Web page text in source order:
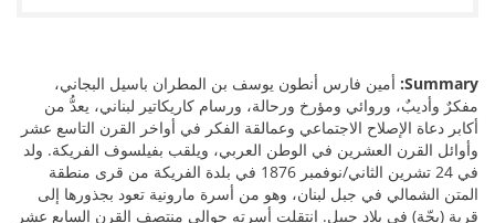
Summary: أمين فارس أنطون يوسف بن المطران باسيل البجاني،
مفكرٌ وأديبٌ، وروائي ومؤرخ ورحالة، ورسام كاريكاتير لبناني، يعدُّ من
أكابر دعاة الإصلاح الاجتماعي وعمالقة الفكر في أواخر القرن التاسع عشر
وأوائل القرن العشرين في الوطن العربي، ويلقب بفيلسوف الفريكة. ولد
في 24 تشرين الثاني/نوفمبر 1876 في بلدة الفريكة من قرى منطقة
المتن الشمالي في جبل لبنان، وهو من أسرة مارونية تعود بجذورها إلى
قرية (بجّة) في بلاد جبيل. انتقلت أسرته حوالي منتصف القرن السابع عشر